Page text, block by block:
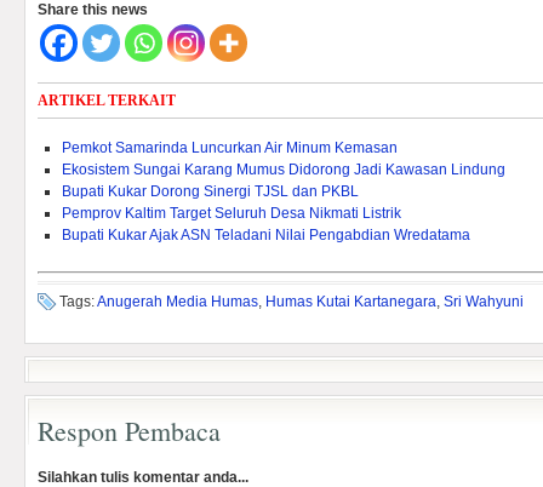
Share this news
ARTIKEL TERKAIT
Pemkot Samarinda Luncurkan Air Minum Kemasan
Ekosistem Sungai Karang Mumus Didorong Jadi Kawasan Lindung
Bupati Kukar Dorong Sinergi TJSL dan PKBL
Pemprov Kaltim Target Seluruh Desa Nikmati Listrik
Bupati Kukar Ajak ASN Teladani Nilai Pengabdian Wredatama
Tags:Anugerah Media Humas, Humas Kutai Kartanegara, Sri Wahyuni
Respon Pembaca
Silahkan tulis komentar anda...